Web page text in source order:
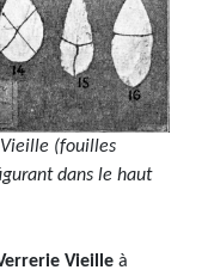
(fouilles
dans le haut
Vieille à